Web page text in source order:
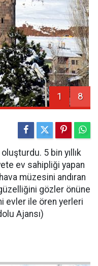
1 8
5 bin yıllık
ev sahipliği yapan
müzesini andıran
güzelliğini gözler önüne
evler ile ören yerleri
Ajansı)